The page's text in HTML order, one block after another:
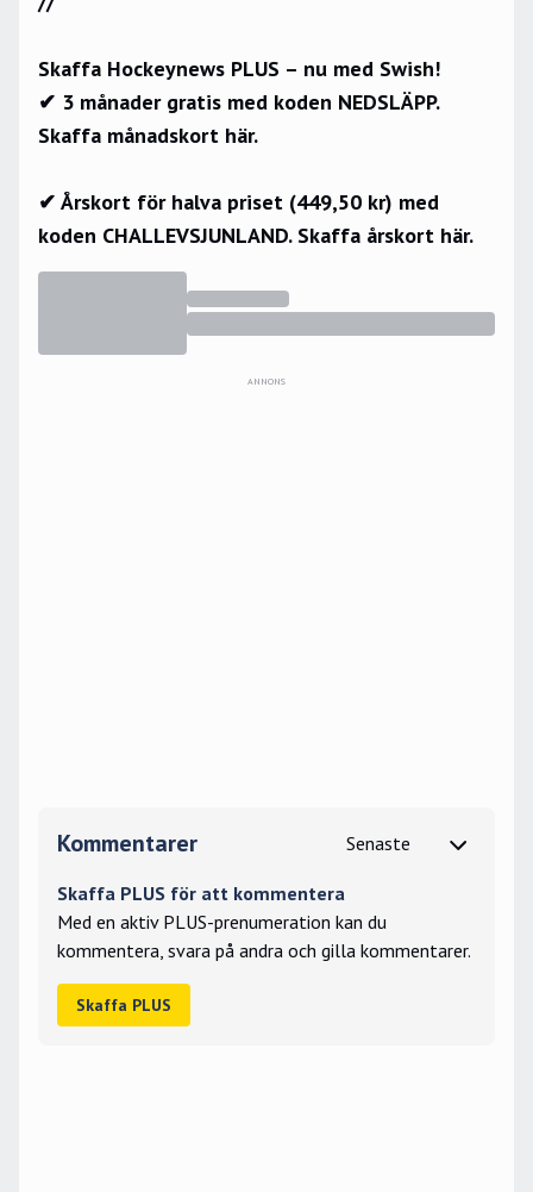
Skaffa Hockeynews PLUS – nu med Swish!
✔ 3 månader gratis med koden NEDSLÄPP.
Skaffa månadskort här.
✔ Årskort för halva priset (449,50 kr) med
koden CHALLEVSJUNLAND. Skaffa årskort här.
ANNONS
Kommentarer
Skaffa PLUS för att kommentera
Med en aktiv PLUS-prenumeration kan du
kommentera, svara på andra och gilla kommentarer.
Skaffa PLUS